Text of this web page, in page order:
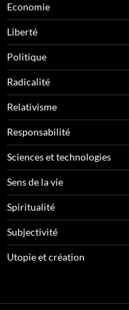
Economie
Liberté
Politique
Radicalité
Relativisme
Responsabilité
Sciences et technologies
Sens de la vie
Spiritualité
Subjectivité
Utopie et création